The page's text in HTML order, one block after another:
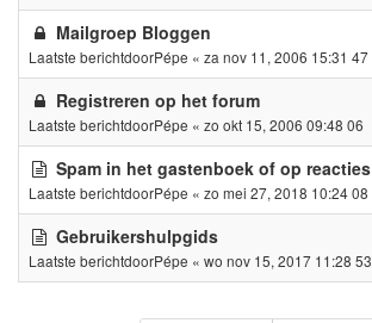
Mailgroep Bloggen
Laatste berichtdoorPépe « za nov 11, 2006 15:31 47
Registreren op het forum
Laatste berichtdoorPépe « zo okt 15, 2006 09:48 06
Spam in het gastenboek of op reacties
Laatste berichtdoorPépe « zo mei 27, 2018 10:24 08
Gebruikershulpgids
Laatste berichtdoorPépe « wo nov 15, 2017 11:28 53